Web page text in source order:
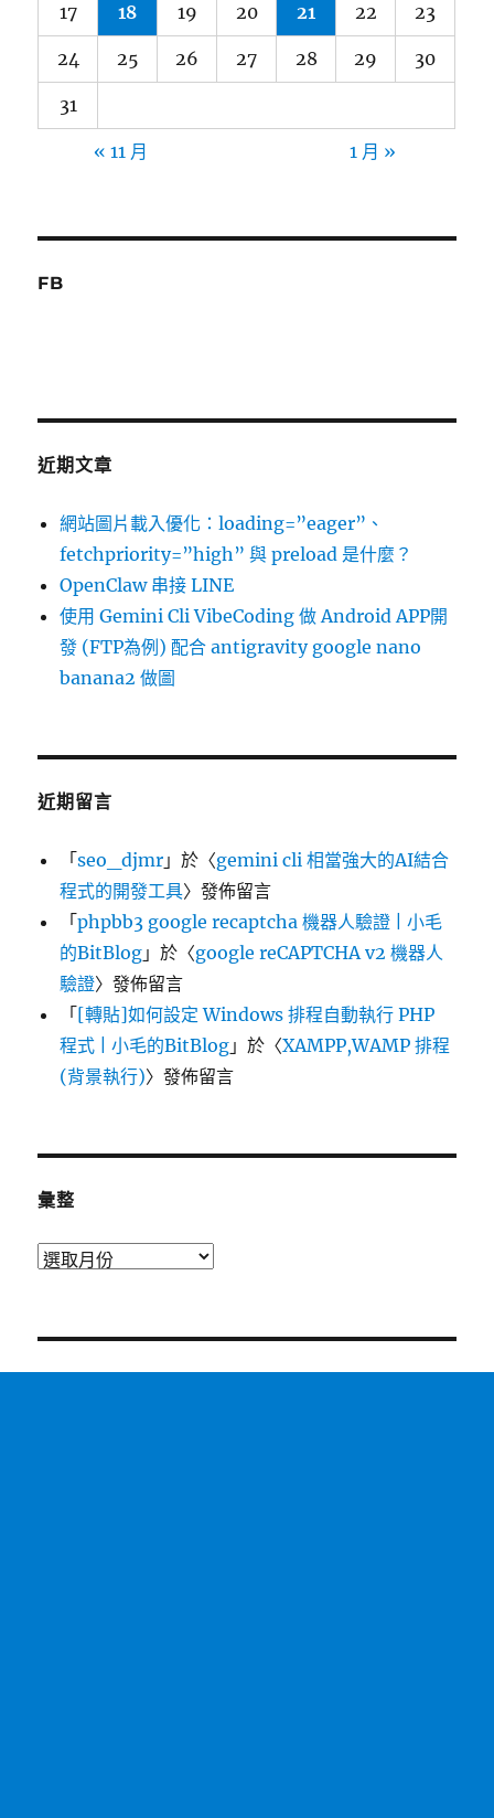
17 18 19 20 21 22 23
24 25 26 27 28 29 30
31
« 11 月 1 月 »
FB
近期文章
網站圖片載入優化：loading=”eager”、
fetchpriority=”high” 與 preload 是什麼？
OpenClaw 串接 LINE
使用 Gemini Cli VibeCoding 做 Android APP開
發 (FTP為例) 配合 antigravity google nano
banana2 做圖
近期留言
「seo_djmr 」於〈gemini cli 相當強大的AI結合
程式的開發工具〉發佈留言
「phpbb3 google recaptcha 機器人驗證 | 小毛
的BitBlog 」於〈google reCAPTCHA v2 機器人
驗證〉發佈留言
「[轉貼]如何設定 Windows 排程自動執行 PHP
程式 | 小毛的BitBlog 」於〈XAMPP,WAMP 排程
(背景執行)〉發佈留言
彙整
彙